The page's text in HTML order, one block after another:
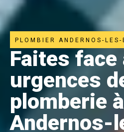
PLOMBIER ANDERNOS-LES-
Faites face
urgences
plomberie à
Andernos-